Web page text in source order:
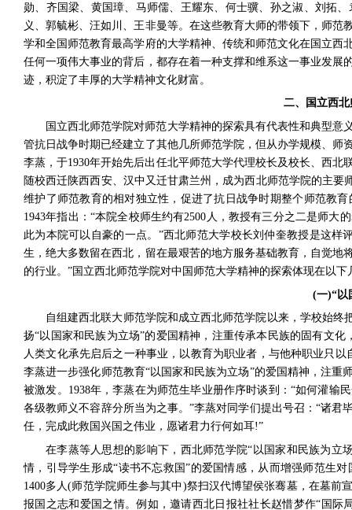
勋、齐国梁、黄国璋、马师儒、王耀东、何士骥、孙之淑、刘拓
义、郭毓彬、汪如川、王非曼等。在这些教育大师的带领下，师
学和全国师范教育最高学府的大学精神、传统和师范文化在国立
任何一项伟大事业的背后，都存在着一种支撑和维系这一事业发
迹，积淀了丰厚的大学精神文化财富。
二、国立西
国立西北师范学院对师范大学精神的探索具有代表性和典型
管抗日战争时期已经建立了其他几所师范学院，但从办学规模、
李蒸，于1930年开始先后出任北平师范大学代理校长及校长、西北
随校西迁陕西西安、汉中又迁甘肃兰州，成为西北师范学院的主
维护了师范教育的相对独立性，促进了抗日战争时期整个师范教
1943年指出：“本院全校师生约有2500 人，教授有三分之二是师大
此为本院可以自豪的一点。”西北师范大学校长刘仲奎教授是这样
生，绝大多数留在西北，留在最艰苦的地方服务基础教育，自觉
的行业。”国立西北师范学院对中国师范大学精神的探索体现在以下
(一)“以
自组建西北联大师范学院和成立西北师范学院以来，学校始
扬“以国家和民族为立场”的爱国精神，注重传承本民族的固有文化
人类文化承先启后之一种事业，以教育为职业者，与他种职业只
李蒸进一步强化师范教育“以国家和民族为立场”的爱国精神，注重
被激发。 1938年，李蒸在为师范生毕业册作序时谈到：“如何灌输
各级教师义不容辞分所当为之事。”李蒸对同学们提出号召：“诸君
任，完成此救国兴国之伟业，愿诸君力行何如耳!”
在李蒸等人思想的影响下，西北师范学院“以国家和民族为立
情，引导学生形成“读书不忘救国”的爱国情感，从而增强师范生
1400多人(师范学院师生参与其中)祭扫汉代博望侯张骞墓，在墓前
报国之志和爱国之情。例如，邀请西北日报社社长赵惜梦作“国际